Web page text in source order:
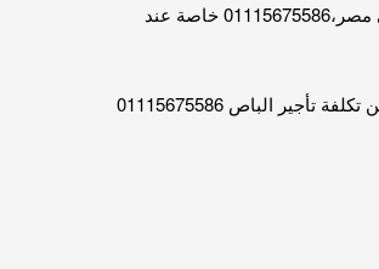
اذا كنت تخطط لرحلة إلى الغردقة ، فربما تفكر في ميني باص للايجار الى الغردقة لتنقلك ورفقائك. يعتبر إيجار الباصات واحدًا من الخيارات الرائعة للتنقل في مصر،01115675586 خاصة عند